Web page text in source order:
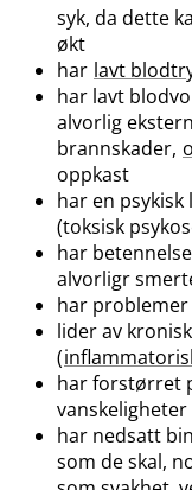
syk, da dette
økt
har lavt
har lavt
alvorlig
brannskader,
oppkast
har en psykisk
(toksisk
har
alvorligr
har
lider av
(
har forstørret
har nedsatt
som de skal,